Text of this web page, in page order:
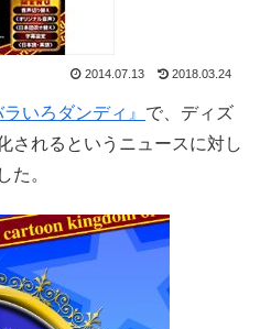
2014.07.13 2018.03.24
いろダンディ』 で、ディズ
されるというニュースに対し
た。